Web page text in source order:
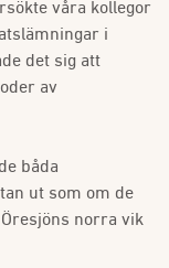
våra kollegor
i
det sig att
av
båda
ut som om de
norra vik